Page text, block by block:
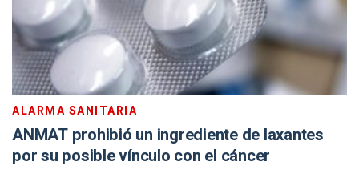
ALARMA SANITARIA
ANMAT prohibió un ingrediente de laxantes
por su posible vínculo con el cáncer